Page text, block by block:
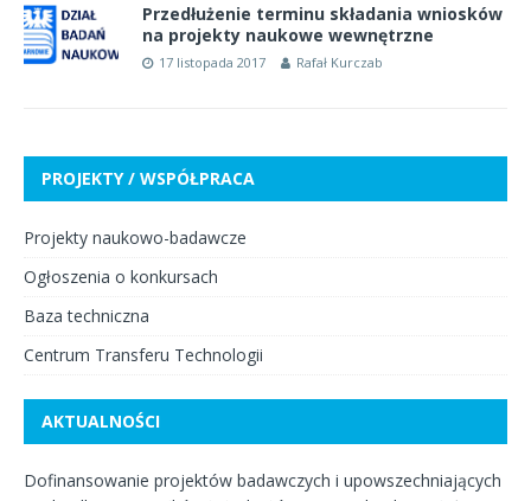
Przedłużenie terminu składania wniosków
na projekty naukowe wewnętrzne
17 listopada 2017 Rafał Kurczab
PROJEKTY / WSPÓŁPRACA
Projekty naukowo-badawcze
Ogłoszenia o konkursach
Baza techniczna
Centrum Transferu Technologii
AKTUALNOŚCI
Dofinansowanie projektów badawczych i upowszechniających